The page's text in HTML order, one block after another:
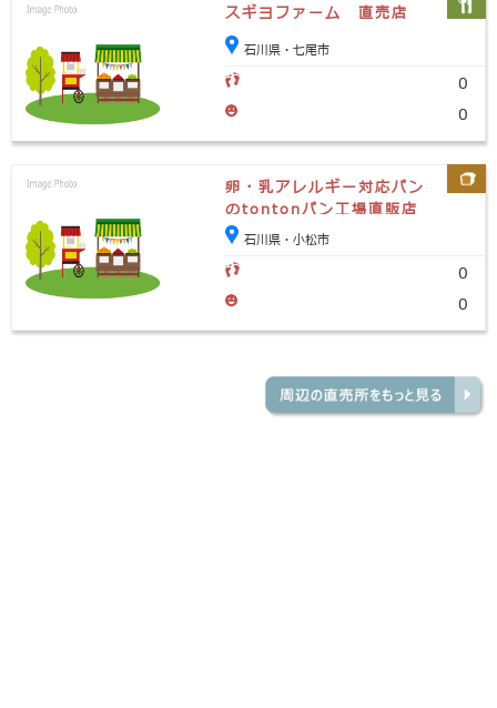
スギヨファーム 直売店
石川県・七尾市
0
0
卵・乳アレルギー対応パン
のtontonパン工場直販店
石川県・小松市
0
0